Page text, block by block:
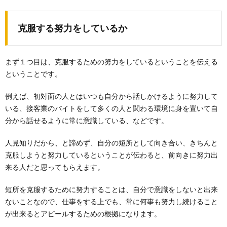
克服する努力をしているか
まず１つ目は、克服するための努力をしているということを伝える
ということです。
例えば、初対面の人とはいつも自分から話しかけるように努力して
いる、接客業のバイトをして多くの人と関わる環境に身を置いて自
分から話せるように常に意識している、などです。
人見知りだから、と諦めず、自分の短所として向き合い、きちんと
克服しようと努力しているということが伝わると、前向きに努力出
来る人だと思ってもらえます。
短所を克服するために努力することは、自分で意識をしないと出来
ないことなので、仕事をする上でも、常に何事も努力し続けること
が出来るとアピールするための根拠になります。